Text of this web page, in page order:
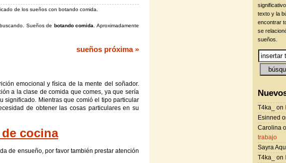
de los sueños con botando comida.
Sueños de botando comida
. Aproximadamente
sueños próxima »
emocional y física de la mente del soñador.
a la clase decomida que comes, ya que sería
significado. Mientras que comió el tipo particular
de obtener las cosas particulares en su
cocina
de ensueño, por favor también prestar atención
texto y la
encontrar
se
sueños.
T4ka_ on
Esinned
Carolina
trabajo
Sayra
T4ka_ on